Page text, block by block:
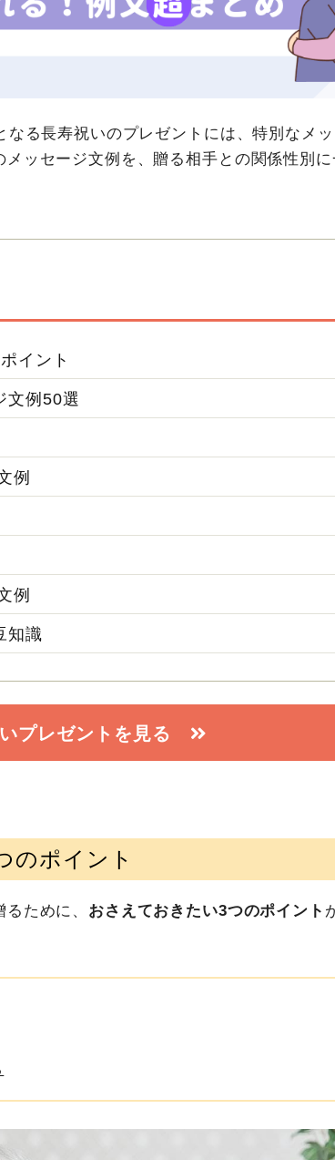
る長寿祝いのプレゼントには、特別なメッ
ッセージ文例を、贈る相手との関係性別に
イント
文例50選
例
例
知識
プレゼントを見る
のポイント
ために、 おさえておきたい3つのポイント
んにぴったり
2026.08.07
8